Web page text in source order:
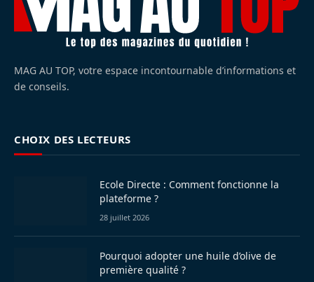
MAG AU TOP, votre espace incontournable d’informations et
de conseils.
CHOIX DES LECTEURS
Ecole Directe : Comment fonctionne la
plateforme ?
28 juillet 2026
Pourquoi adopter une huile d’olive de
première qualité ?